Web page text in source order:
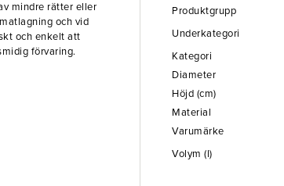
mindre rätter eller
och vid
och enkelt att
förvaring.
Produktgrupp
Underkategori
Kategori
Diameter
Höjd (cm)
Material
Varumärke
Volym (l)